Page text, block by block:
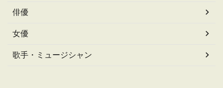
俳優
女優
歌手・ミュージシャン